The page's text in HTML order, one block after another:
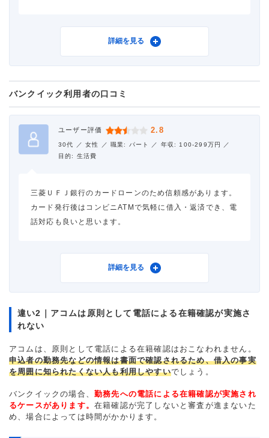
アコム
借入金額
年18.0%
審査時間
詳細を見る
バンクイック利用者の口コミ
ユーザー評価 2.8
30代 ／ 女性 ／ 職業: パート ／
年収: 100-299万円 ／
目的: 生活費
三菱ＵＦＪ銀行のカードローンのため信頼感があります。
カード発行後はコンビニATMで気軽に借入・返済でき、電
話対応も良いと思います。
三菱ＵＦＪ銀行カードロー
金利 年14.6%
審査時間 1週間以内
借入事実の把握 誰も知らない
詳細を見る
違い2｜アコムは原則として電話による在籍確認が実施さ
れない
アコムは、原則として電話による在籍確認はおこなわれません。
申込者の勤務先などの情報は書面で確認されるため、借入の事実
を周囲に知られたくない人も利用しやすいでしょう。
バンクイックの場合、 勤務先への電話による在籍確認が実施され
るケースがあります。 在籍確認が完了しないと審査が進まないた
め、場合によっては時間がかかります。